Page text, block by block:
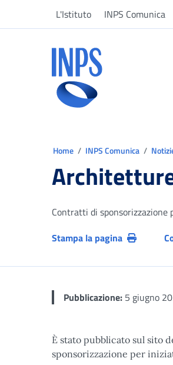
L'Istituto INPS Comunica
Home INPS Comunica
Contratti di
Stampa la pagina
Pubblicazione: 5 giugno
È stato pubblicato sul sito
sponsorizzazione per